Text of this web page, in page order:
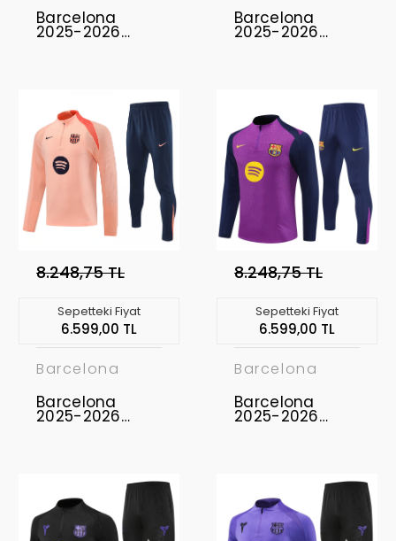
Barcelona
2025-2026
Barcelona
2025-2026
8.248,75 TL
Sepetteki Fiyat
6.599,00 TL
Barcelona
Barcelona
2025-2026
8.248,75 TL
Sepetteki Fiyat
6.599,00 TL
Barcelona
Barcelona
2025-2026